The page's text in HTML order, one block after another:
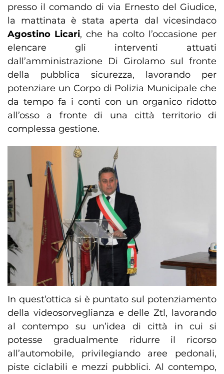
presso il comando di via Ernesto del Giudice,
la mattinata è stata aperta dal vicesindaco
Agostino Licari, che ha colto l’occasione per
elencare gli interventi attuati
dall’amministrazione Di Girolamo sul fronte
della pubblica sicurezza, lavorando per
potenziare un Corpo di Polizia Municipale che
da tempo fa i conti con un organico ridotto
all’osso a fronte di una città territorio di
complessa gestione.
In quest’ottica si è puntato sul potenziamento
della videosorveglianza e delle Ztl, lavorando
al contempo su un’idea di città in cui si
potesse gradualmente ridurre il ricorso
all’automobile, privilegiando aree pedonali,
piste ciclabili e mezzi pubblici. Al contempo,